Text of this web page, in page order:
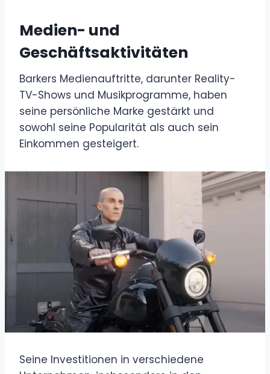
Medien- und
Geschäftsaktivitäten
Barkers Medienauftritte, darunter Reality-
TV-Shows und Musikprogramme, haben
seine persönliche Marke gestärkt und
sowohl seine Popularität als auch sein
Einkommen gesteigert.
Seine Investitionen in verschiedene